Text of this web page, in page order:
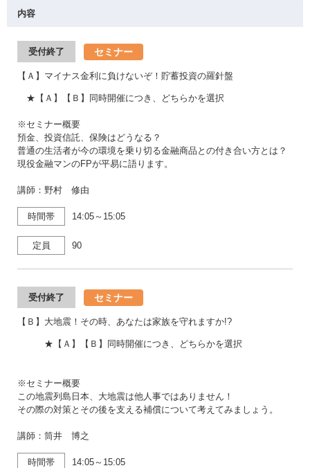
内容
受付終了 セミナー
【Ａ】マイナス金利に負けないぞ！貯蓄投資の羅針盤
★【Ａ】【Ｂ】同時開催につき、どちらかを選択
※セミナー概要
預金、投資信託、保険はどうなる？
普通の生活者が今の環境を乗り切る金融商品との付き合い方とは？
現役金融マンのFPが平易に語ります。
講師：野村 修由
時間帯 14:05～15:05
定員 90
受付終了 セミナー
【Ｂ】大地震！その時、あなたは家族を守れますか!?
★【Ａ】【Ｂ】同時開催につき、どちらかを選択
※セミナー概要
この地震列島日本、大地震は他人事ではありません！
その際の対策とその後を支える補償について考えてみましょう。
講師：筒井 博之
時間帯 14:05～15:05